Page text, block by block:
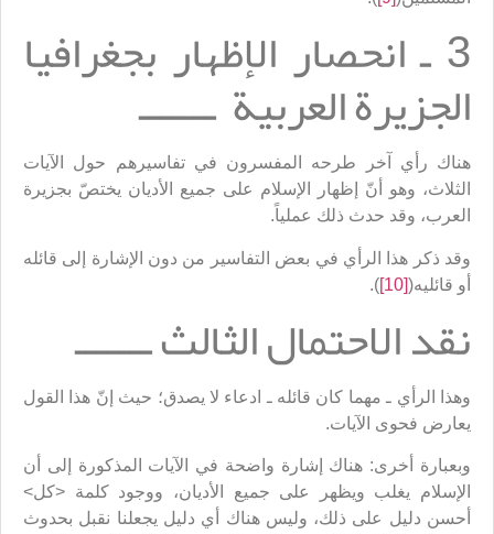
3 ـ انحصار الإظهار بجغرافيا
الجزيرة العربية ـــــــ
هناك رأي آخر طرحه المفسرون في تفاسيرهم حول الآيات
الثلاث، وهو أنّ إظهار الإسلام على جميع الأديان يختصّ بجزيرة
العرب، وقد حدث ذلك عملياً.
وقد ذكر هذا الرأي في بعض التفاسير من دون الإشارة إلى قائله
أو قائليه([10]
).
نقد الاحتمال الثالث ـــــــ
وهذا الرأي ـ مهما كان قائله ـ ادعاء لا يصدق؛ حيث إنّ هذا القول
يعارض فحوى الآيات.
وبعبارة أخرى: هناك إشارة واضحة في الآيات المذكورة إلى أن
الإسلام يغلب ويظهر على جميع الأديان، ووجود كلمة <كل>
أحسن دليل على ذلك، وليس هناك أي دليل يجعلنا نقبل بحدوث